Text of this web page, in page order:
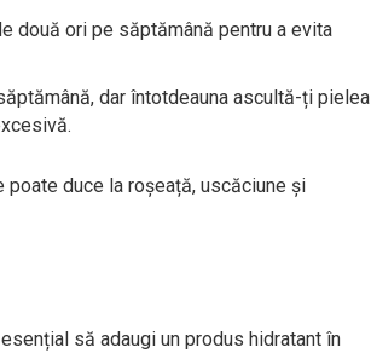
două ori pe săptămână pentru a evita
dar întotdeauna ascultă-ți pielea
duce la roșeață, uscăciune și
să adaugi un produs hidratant în